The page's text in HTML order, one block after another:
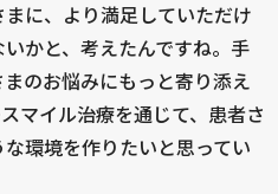
に、より満足していただけ
かと、考えたんですね。手
のお悩みにもっと寄り添え
マイル治療を通じて、患者さ
環境を作りたいと思ってい